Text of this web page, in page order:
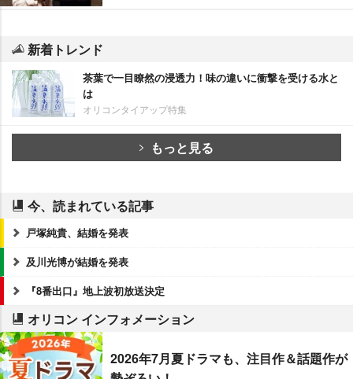
新着トレンド
茶葉で一目瞭然の浸透力！味の違いに衝撃を受ける水と
は
オリコンタイアップ特集
もっと見る
今、読まれている記事
戸塚純貴、結婚を発表
及川光博が結婚を発表
『8番出口』地上波初放送決定
オリコン インフォメーション
2026年7月夏ドラマも、注目作＆話題作が